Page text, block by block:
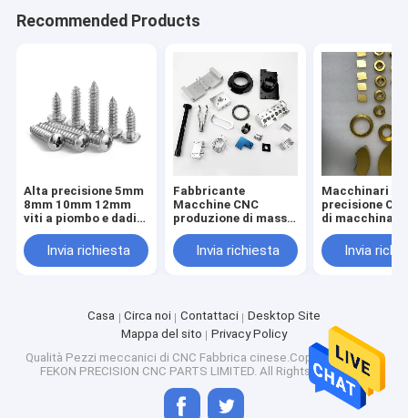
Recommended Products
Alta precisione 5mm
8mm 10mm 12mm
viti a piombo e dadi
T5 T6 T8 T10 T12
Acciaio inossidabile
viti trapezoidali viti
Invia richiesta
Fabbricante
Macchine CNC
produzione di massa
Allegato di alluminio
Parti lavorate Nero
Anodizzato Servizio
Invia richiesta
Macchinari di
precisione
di macchinari
Titanio
inossidabile
Invia
Casa Circa noi Contattaci
Desktop Site
Mappa del sito
Privacy Policy
Qualità Pezzi meccanici di CNC Fabbrica cinese.Copyright © 2026
FEKON PRECISION CNC PARTS LIMITED. All Rights Reserved.